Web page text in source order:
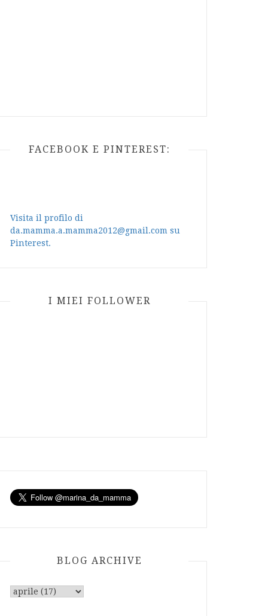
FACEBOOK E PINTEREST:
Visita il profilo di
da.mamma.a.mamma2012@gmail.com su
Pinterest.
I MIEI FOLLOWER
BLOG ARCHIVE